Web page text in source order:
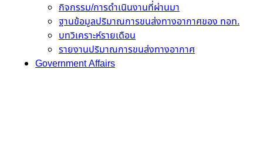
กิจกรรม/การดำเนินงานที่ผ่านมา
ฐานข้อมูลปริมาณการขนส่งทางอากาศของ ทอท.
บทวิเคราะห์รายเดือน
รายงานปริมาณการขนส่งทางอากาศ
Government Affairs